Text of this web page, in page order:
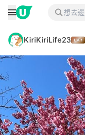
KiriKiriLife23